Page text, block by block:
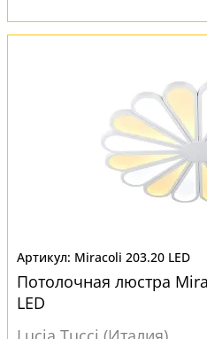
Miracoli 203.20 LED
Потолочная люстра
LED